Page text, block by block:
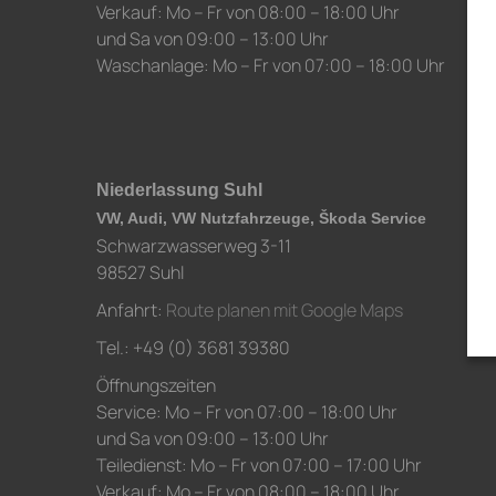
Verkauf: Mo – Fr von 08:00 – 18:00 Uhr
und Sa von 09:00 – 13:00 Uhr
Waschanlage: Mo – Fr von 07:00 – 18:00 Uhr
Niederlassung Suhl
VW, Audi, VW Nutzfahrzeuge, Škoda Service
Schwarzwasserweg 3-11
98527 Suhl
Anfahrt: Route planen mit Google Maps
Tel.: +49 (0) 3681 39380
Öffnungszeiten
Service: Mo – Fr von 07:00 – 18:00 Uhr
und Sa von 09:00 – 13:00 Uhr
Teiledienst: Mo – Fr von 07:00 – 17:00 Uhr